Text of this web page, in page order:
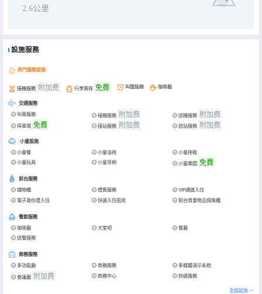
2.6公里
設施服務
熱門服務設施
接機服務 附加费 行李寄存 免費 叫醒服務 咖啡廳
交通服務
叫車服務 接機服務 附加费 送機服務 附加费
停車場 免費 接站服務 附加费 送站服務 附加费
小童設施
小童餐 小童浴袍
小童拖鞋
小童玩具
小童牙刷 小童樂園 免費
前台服務
儲物櫃 禮賓服務
VIP通道入住
電子身份證入住
快速入住退房 前台貴重物品保險櫃
餐飲服務
咖啡廳 大堂吧
餐廳
送餐服務
商務服務
多功能廳 商務服務
多媒體演示系統
會議廳 附加费 商務中心 快遞服務
全部設施